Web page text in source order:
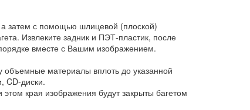
затем с помощью шлицевой (плоской)
Извлеките задник и ПЭТ-пластик, после
вместе с Вашим изображением.
объемные материалы вплоть до указанной
CD-диски.
края изображения будут закрыты багетом